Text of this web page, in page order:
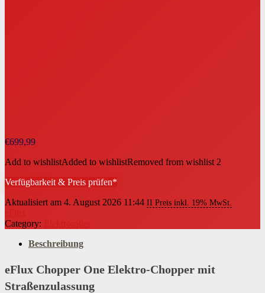
€699,99
Add to wishlistAdded to wishlistRemoved from wishlist 2
Verfügbarkeit & Preis prüfen*
Aktualisiert am 4. August 2026 11:44 II Preis inkl. 19% MwSt.
Category:
Beschreibung
eFlux Chopper One Elektro-Chopper mit
Straßenzulassung